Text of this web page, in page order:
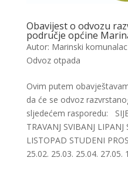
Obavijest o odvozu
područje općine
Autor: Marinski komunalac
Odvoz otpada
Ovim putem
da će se odvoz
sljedećem rasporedu:
TRAVANJ SVIBANJ
LISTOPAD STUDENI
25.02. 25.03. 25.04. 27.05.